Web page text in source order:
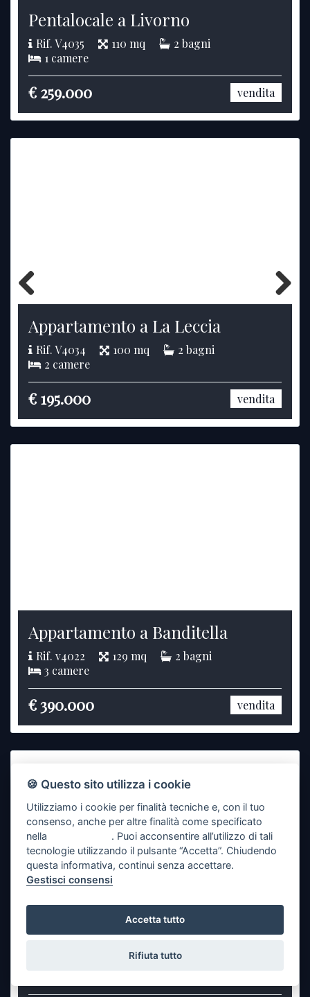
Pentalocale a Livorno
Rif. V4035 110 mq
2 bagni
1 camere
€ 259.000 vendita
Previous Next
Appartamento a La Leccia
Rif. V4034 100 mq
2 bagni
2 camere
€ 195.000 vendita
Appartamento a Banditella
Rif. v4022 129 mq
2 bagni
3 camere
€ 390.000 vendita
Quadrilocale a Guasticce
110 mq
1 bagni
🍪 Questo sito utilizza i cookie
Utilizziamo i cookie per finalità tecniche e, con il tuo
consenso, anche per altre finalità come specificato
nella
. Puoi acconsentire all’utilizzo di tali
tecnologie utilizzando il pulsante “Accetta”. Chiudendo
questa informativa, continui senza accettare.
Gestisci consensi
Accetta tutto
Rifiuta tutto